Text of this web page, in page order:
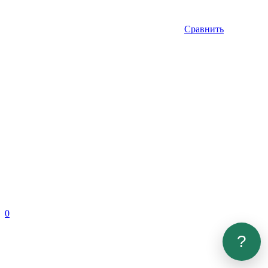
Сравнить
0
?